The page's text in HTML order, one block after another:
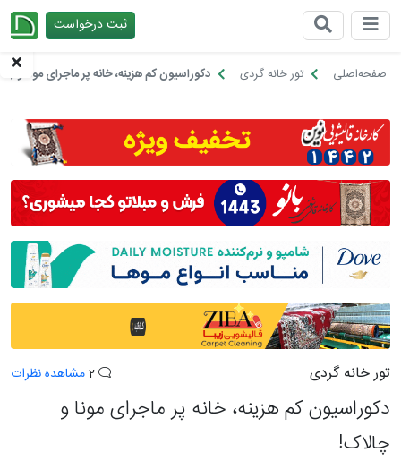
ثبت درخواست
صفحه‌اصلی تور خانه گردی دکوراسیون کم هزینه، خانه پر ماجرای مونا و
تور خانه گردی مشاهده نظرات
دکوراسیون کم هزینه، خانه پر ماجرای مونا و
چالاک!